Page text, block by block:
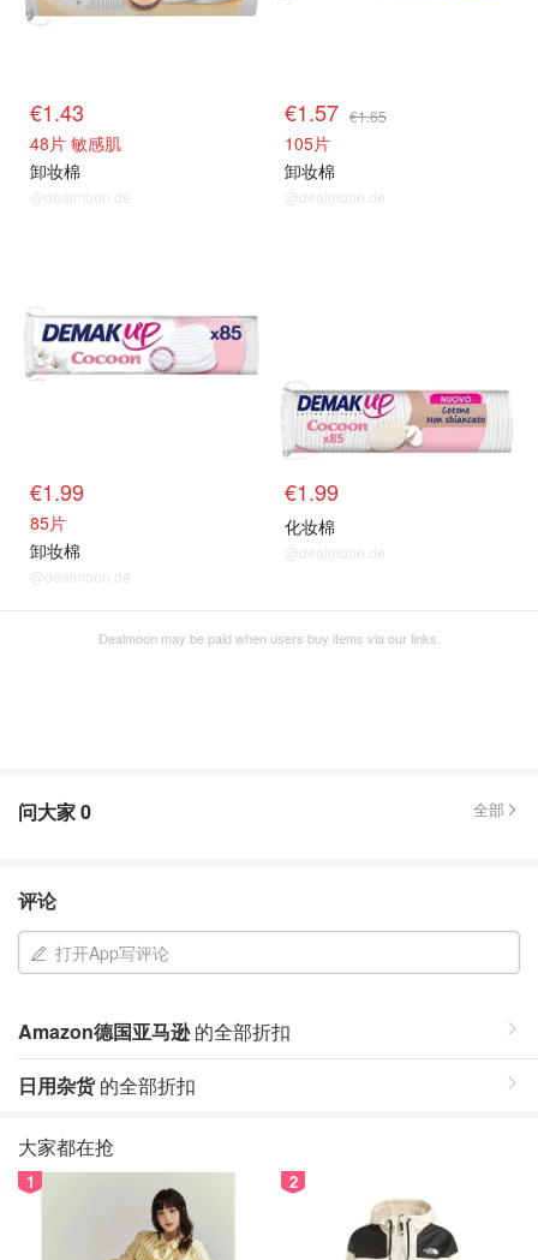
€1.43
48片 敏感肌
卸妆棉
@dealmoon.de
€1.57 €1.65
105片
卸妆棉
@dealmoon.de
€1.99
85片
卸妆棉
@dealmoon.de
€1.99
化妆棉
@dealmoon.de
Dealmoon may be paid when users buy items via our links.
问大家0 全部
评论
打开App写评论
Amazon德国亚马逊的全部折扣
日用杂货的全部折扣
大家都在抢
1 2